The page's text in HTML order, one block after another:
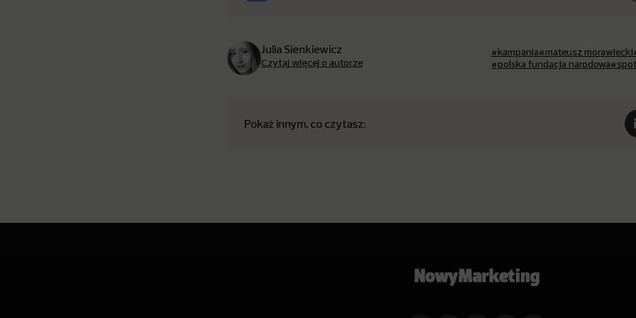
Julia Sienkiewicz
Czytaj więcej o autorze
#kampania#mateusz morawiecki
#polska fundacja narodowa#spot
Pokaż innym, co czytasz: